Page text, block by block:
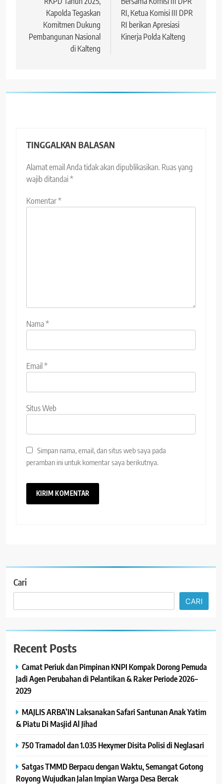
Kapolda Tegaskan
Komitmen Dukung
Pembangunan Nasional
di Kalteng
RI, Ketua Komisi III DPR
RI berikan Apresiasi
Kinerja Polda Kalteng
TINGGALKAN BALASAN
Alamat email Anda tidak akan dipublikasikan. Ruas yang
wajib ditandai*
Komentar*
Nama*
Email*
Situs Web
Simpan nama, email, dan situs web saya pada
peramban ini untuk komentar saya berikutnya.
Cari
CARI
Recent Posts
Camat Periuk dan Pimpinan KNPI Kompak Dorong Pemuda
Jadi Agen Perubahan di Pelantikan & Raker Periode 2026–
2029
MAJLIS ARBA’IN Laksanakan Safari Santunan Anak Yatim
& Piatu Di Masjid Al Jihad
750 Tramadol dan 1.035 Hexymer Disita Polisi di Neglasari
Satgas TMMD Berpacu dengan Waktu, Semangat Gotong
Royong Wujudkan Jalan Impian Warga Desa Bercak